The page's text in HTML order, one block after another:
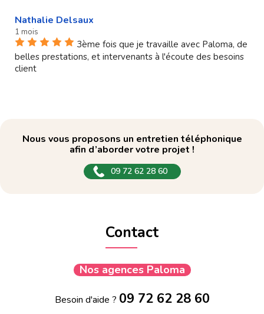
Nathalie Delsaux
1 mois
3ème fois que je travaille avec Paloma, de
belles prestations, et intervenants à l'écoute des besoins
client
Nous vous proposons un entretien téléphonique
afin d’aborder votre projet !
09 72 62 28 60
Contact
Nos agences Paloma
Besoin d'aide ? 09 72 62 28 60